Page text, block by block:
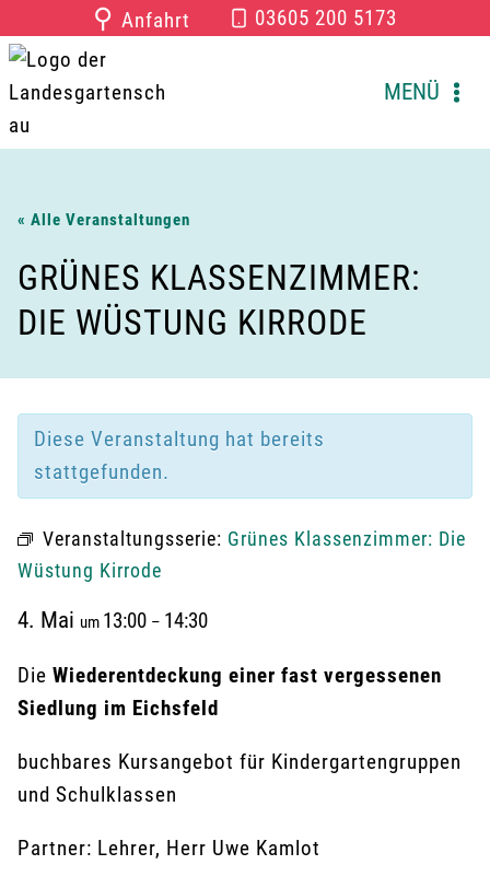
Inhalt
springen
⚲ Anfahrt 03605 200 5173
MENÜ
« Alle Veranstaltungen
GRÜNES KLASSENZIMMER:
DIE WÜSTUNG KIRRODE
Diese Veranstaltung hat bereits
stattgefunden.
Veranstaltungsserie: Grünes Klassenzimmer: Die
Wüstung Kirrode
4. Mai um 13:00 – 14:30
Die Wiederentdeckung einer fast vergessenen
Siedlung im Eichsfeld
buchbares Kursangebot für Kindergartengruppen
und Schulklassen
Partner: Lehrer, Herr Uwe Kamlot